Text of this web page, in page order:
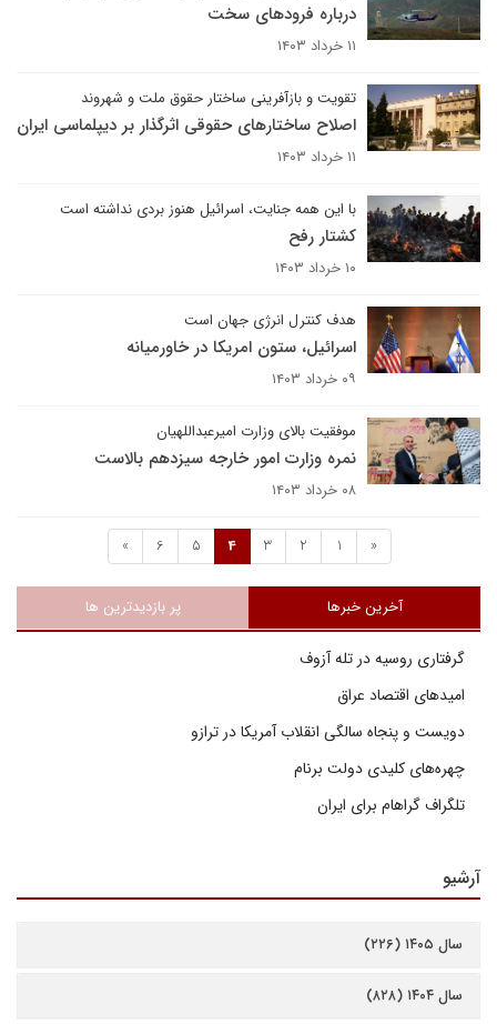
درباره فرودهای سخت
۱۱ خرداد ۱۴۰۳
تقویت و بازآفرینی ساختار حقوق ملت و شهروند
اصلاح ساختارهای حقوقی اثرگذار بر دیپلماسی ایران
۱۱ خرداد ۱۴۰۳
با این همه جنایت، اسرائیل هنوز بردی نداشته است
کشتار رفح
۱۰ خرداد ۱۴۰۳
هدف کنترل انرژی جهان است
اسرائیل، ستون امریکا در خاورمیانه
۰۹ خرداد ۱۴۰۳
موفقیت بالای وزارت امیرعبداللهیان
نمره وزارت امور خارجه سیزدهم بالاست
۰۸ خرداد ۱۴۰۳
«
1
2
3
4
5
6
»
آخرین خبرها پر بازدیدترین ها
گرفتاری روسیه در تله آزوف
امیدهای اقتصاد عراق
دویست و پنجاه سالگی انقلاب آمریکا در ترازو
چهره‌های کلیدی دولت برنام
تلگراف گراهام برای ایران
آرشیو
سال ۱۴۰۵ (۲۲۶)
سال ۱۴۰۴ (۸۲۸)